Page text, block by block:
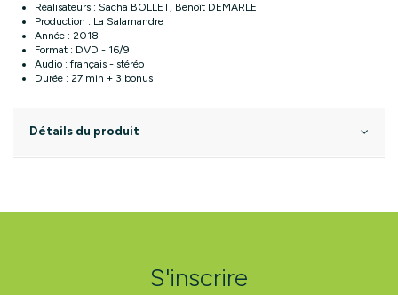
Réalisateurs : Sacha BOLLET, Benoît DEMARLE
Production : La Salamandre
Année : 2018
Format : DVD - 16/9
Audio : français - stéréo
Durée : 27 min + 3 bonus
Détails du produit
S'inscrire